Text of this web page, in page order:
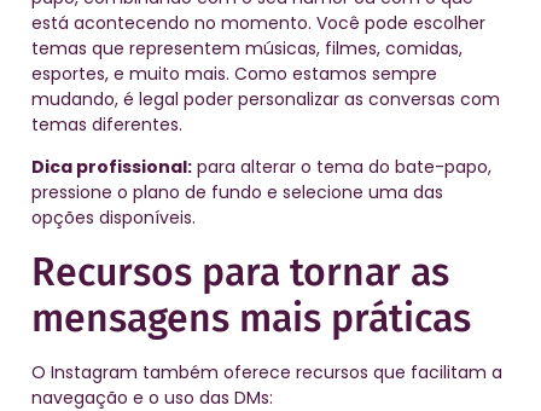
está acontecendo no momento. Você pode escolher
temas que representem músicas, filmes, comidas,
esportes, e muito mais. Como estamos sempre
mudando, é legal poder personalizar as conversas com
temas diferentes.
Dica profissional: para alterar o tema do bate-papo,
pressione o plano de fundo e selecione uma das
opções disponíveis.
Recursos para tornar as
mensagens mais práticas
O Instagram também oferece recursos que facilitam a
navegação e o uso das DMs: